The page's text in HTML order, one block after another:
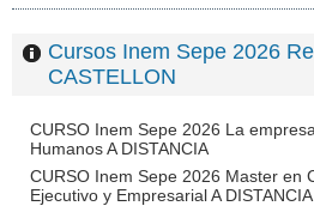
Cursos Inem Sepe 2026
CASTELLON
CURSO Inem Sepe 2026 La
Humanos A DISTANCIA
CURSO Inem Sepe 2026 Master en
Ejecutivo y Empresarial A DISTANCIA